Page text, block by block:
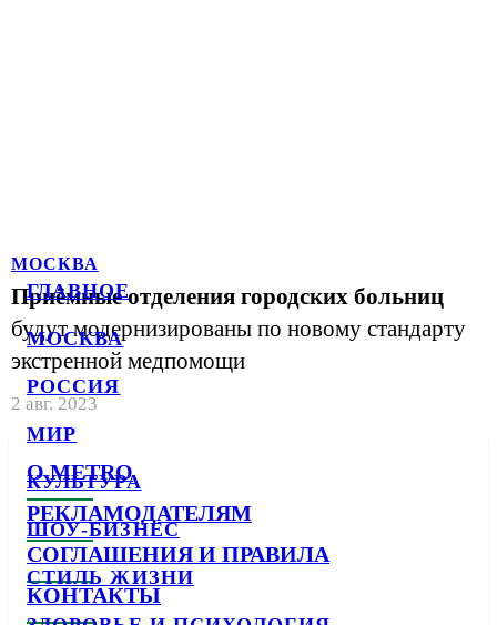
ГЛАВНОЕ
МОСКВА
РОССИЯ
МИР
КУЛЬТУРА
ШОУ-БИЗНЕС
СТИЛЬ ЖИЗНИ
МОСКВА
Приёмные отделения городских больниц
будут модернизированы по новому стандарту
экстренной медпомощи
2 авг. 2023
О METRO
РЕКЛАМОДАТЕЛЯМ
СОГЛАШЕНИЯ И ПРАВИЛА
КОНТАКТЫ